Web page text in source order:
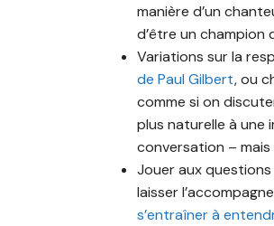
manière d’un
d’être un champion
Variations sur la
de Paul Gilbert, ou
comme si on
plus naturelle à une
conversation – mais
Jouer aux
laisser
s’entraîner à